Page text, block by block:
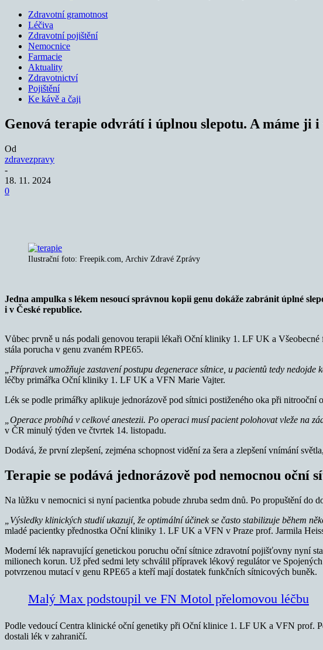
Zdravotní gramotnost
Léčiva
Zdravotní pojištění
Nemocnice
Farmacie
Aktuality
Zdravotnictví
Pojištění
Ke kávě a čaji
Genová terapie odvrátí i úplnou slepotu. A máme ji i
Od
zdravezpravy
-
18. 11. 2024
0
Ilustrační foto: Freepik.com, Archiv Zdravé Zprávy
Jedna ampulka s lékem nesoucí správnou kopii genu dokáže zabránit úplné
i v České republice.
Vůbec prvně u nás podali genovou terapii lékaři Oční kliniky 1. LF UK a
stála porucha v genu zvaném RPE65.
„Přípravek umožňuje zastavení postupu degenerace sítnice, u pacientů tedy
léčby primářka Oční kliniky 1. LF UK a VFN Marie Vajter.
Lék se podle primářky aplikuje jednorázově pod sítnici postiženého oka při nitrooční
„Operace probíhá v celkové anestezii. Po operaci musí pacient polohovat vleže na
v ČR minulý týden ve čtvrtek 14. listopadu.
Dodává, že první zlepšení, zejména schopnost vidění za šera a zlepšení vnímání
Terapie se podává jednorázově pod nemocnou oční
Na lůžku v nemocnici si nyní pacientka pobude zhruba sedm dnů. Po propuštění
„Výsledky klinických studií ukazují, že optimální účinek se často stabilizuje během
mladé pacientky přednostka Oční kliniky 1. LF UK a VFN v Praze prof. Jarmila
Moderní lék napravující genetickou poruchu oční sítnice zdravotní pojišťovny nyní
milionech korun. Už před sedmi lety schválil přípravek lékový regulátor ve
potvrzenou mutací v genu RPE65 a kteří mají dostatek funkčních sítnicových buněk.
Malý Max podstoupil ve FN Motol přelomovou léčbu
Podle vedoucí Centra klinické oční genetiky při Oční klinice 1. LF UK a VFN prof.
dostali lék v zahraničí.